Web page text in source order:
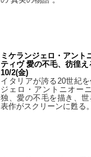
ミケランジェロ・アント
ティヴ 愛の不毛、彷徨
10/2(金)
イタリアが誇る20世紀
ジェロ・アントニオー
独、愛の不毛を描き、
表作がスクリーンに甦る。